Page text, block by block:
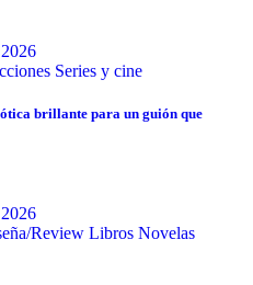
Series y cine
brillante para un guión que
Review Libros Novelas